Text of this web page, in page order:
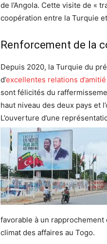
de l’Angola. Cette visite de «
coopération entre la Turquie
Renforcement de la
Depuis 2020, la Turquie du
d’excellentes relations
sont félicités du
haut niveau des deux pays et
L’ouverture d’une
favorable à un
climat des affaires au Togo.